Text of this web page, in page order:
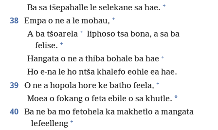
Ba sa tšepahalle le selekane sa hae. +
38 Empa o ne a le mohau, +
A ba tšoarela * liphoso tsa bona, a sa ba
felise. +
Hangata o ne a thiba bohale ba hae +
Ho e-na le ho ntša khalefo eohle ea hae.
39 O ne a hopola hore ke batho feela, +
Moea o fokang o feta ebile o sa khutle. *
40
Ba ne ba mo fetohela ka makhetlo a mangata
lefeelleng +